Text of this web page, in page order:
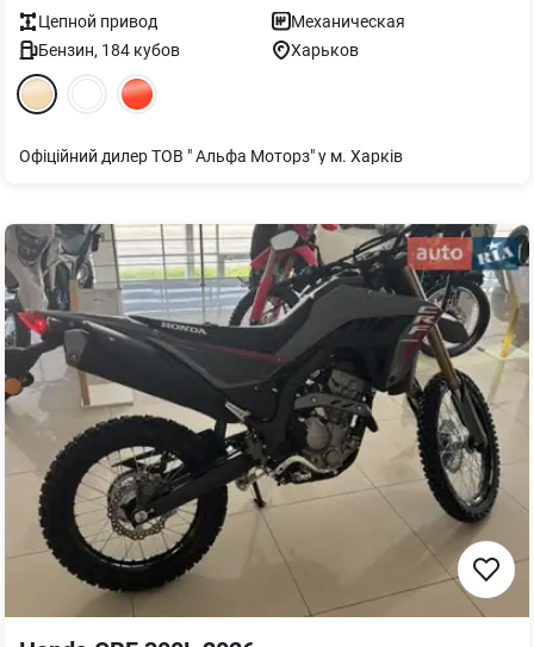
Цепной привод
Механическая
Бензин, 184 кубов Харьков
Офіційний дилер ТОВ " Альфа Моторз" у м. Харків